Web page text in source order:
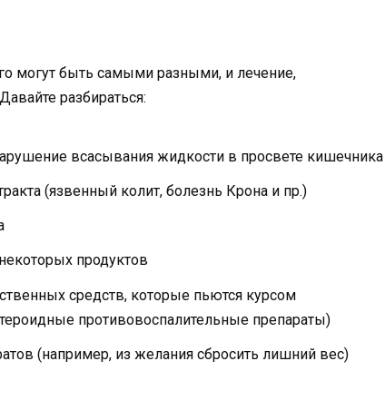
могут быть самыми разными, и лечение,
разбираться:
всасывания жидкости в просвете кишечника
(язвенный колит, болезнь Крона и пр.)
продуктов
средств, которые пьются курсом
противовоспалительные препараты)
(например, из желания сбросить лишний вес)